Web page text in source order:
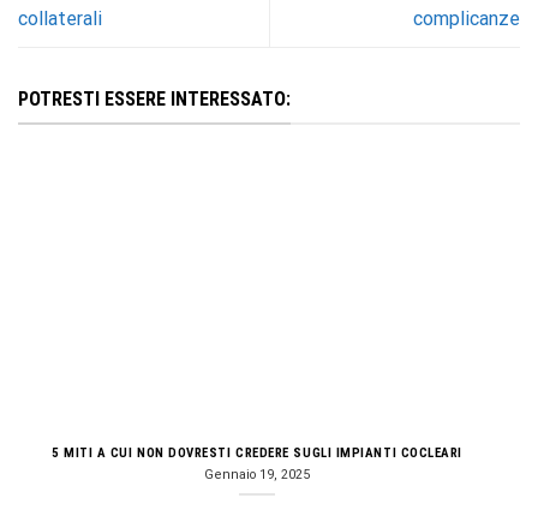
collaterali
complicanze
POTRESTI ESSERE INTERESSATO:
5 MITI A CUI NON DOVRESTI CREDERE SUGLI IMPIANTI COCLEARI
Gennaio 19, 2025